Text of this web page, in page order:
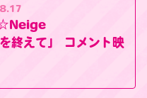
を終えて」 コメント映